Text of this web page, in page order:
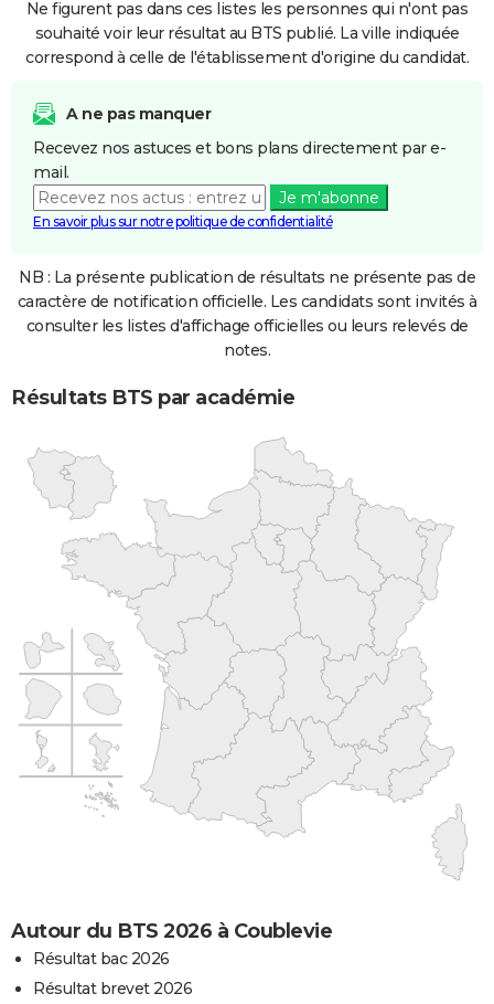
Ne figurent pas dans ces listes les personnes qui n'ont pas
souhaité voir leur résultat au BTS publié. La ville indiquée
correspond à celle de l'établissement d'origine du candidat.
A ne pas manquer
Recevez nos astuces et bons plans directement par e-
mail.
Je m'abonne
En savoir plus sur notre politique de confidentialité
NB : La présente publication de résultats ne présente pas de
caractère de notification officielle. Les candidats sont invités à
consulter les listes d'affichage officielles ou leurs relevés de
notes.
Résultats BTS par académie
Autour du BTS 2026 à Coublevie
Résultat bac 2026
Résultat brevet 2026